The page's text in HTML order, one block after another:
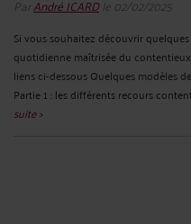
ParAndré ICARDle 02/02/2025
Si vous souhaitez découvrir
quotidienne maîtrisée du
liens ci-dessous Quelques modèles
Partie 1 : les différents recours
suite >